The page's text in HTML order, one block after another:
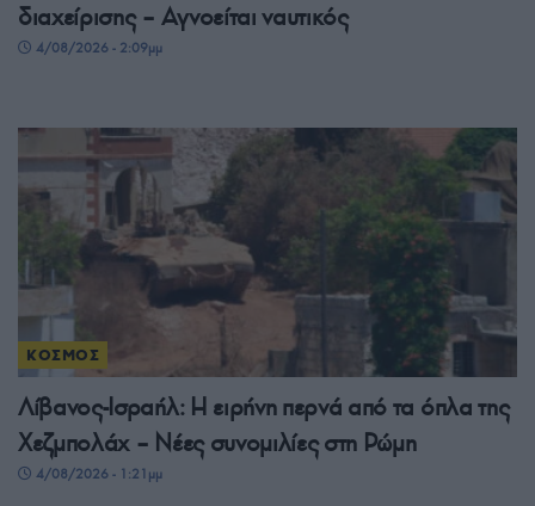
διαχείρισης – Αγνοείται ναυτικός
4/08/2026 - 2:09μμ
ΚΟΣΜΟΣ
Λίβανος-Ισραήλ: Η ειρήνη περνά από τα όπλα της
Χεζμπολάχ – Νέες συνομιλίες στη Ρώμη
4/08/2026 - 1:21μμ